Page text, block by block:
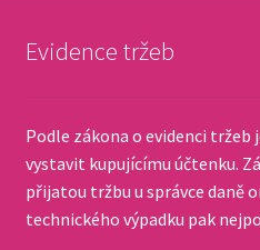
Evidence tržeb
Podle zákona o evidenci tržeb
vystavit kupujícímu účtenku.
přijatou tržbu u správce daně
technického výpadku pak